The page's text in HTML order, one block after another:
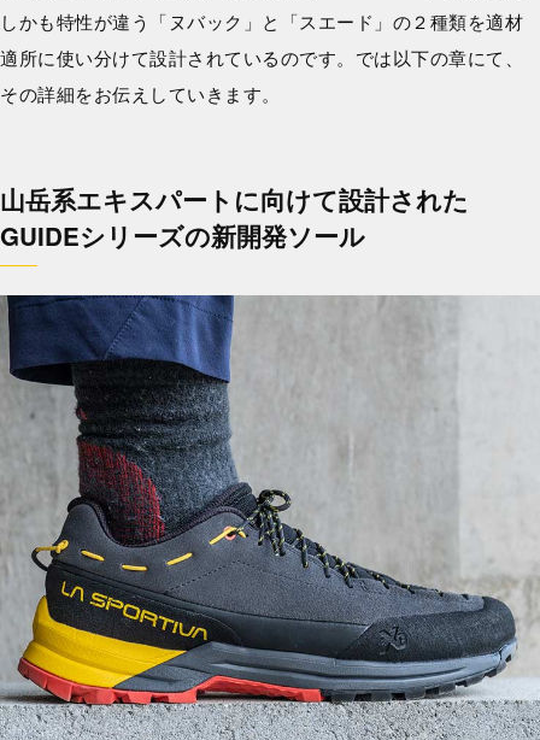
しかも特性が違う「ヌバック」と「スエード」の２種類を適材
適所に使い分けて設計されているのです。では以下の章にて、
その詳細をお伝えしていきます。
山岳系エキスパートに向けて設計された
GUIDEシリーズの新開発ソール